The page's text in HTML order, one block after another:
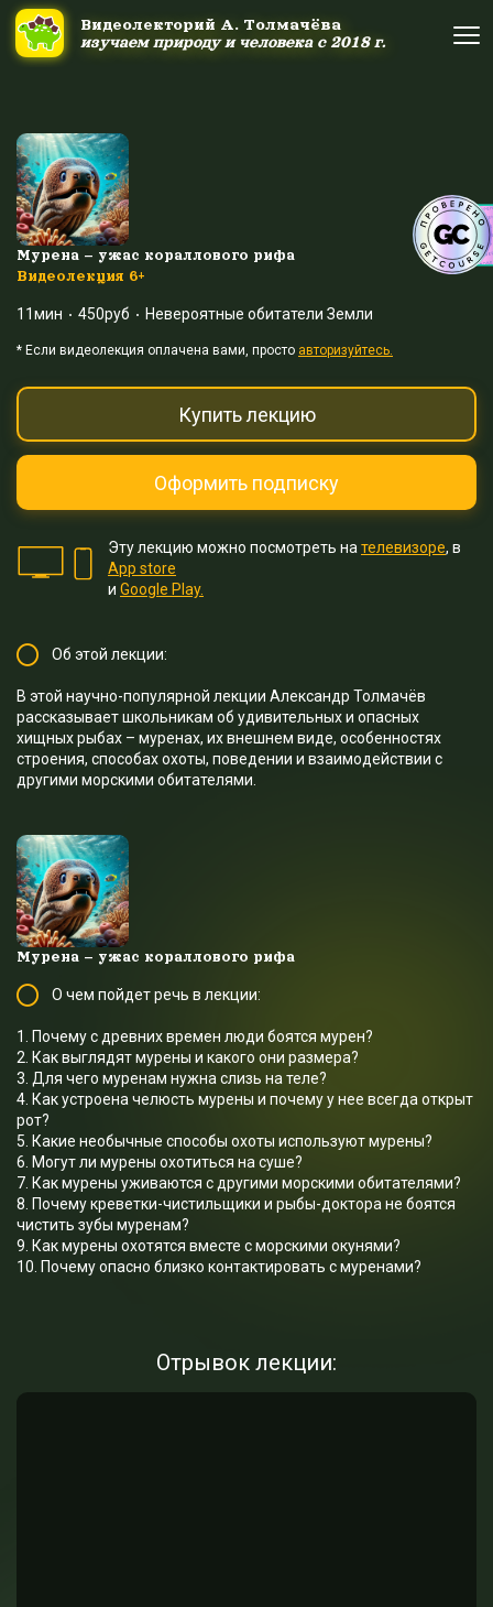
Ссылка на это место страницы: #uppage
Видеолекторий А. Толмачёва
изучаем природу и человека с 2018 г.
Научные шоу и путешествия
Акция дня
Выйти
Видеолекторий А. Толмачёва
изучаем природу и человека с 2018 г.
Научные шоу и путешествия
Акция дня
Войти
Мурена – ужас кораллового рифа
Видеолекция 6+
11мин 450руб Невероятные обитатели Земли
* Eсли видеолекция оплачена вами, просто авторизуйтесь.
Купить лекцию
Оформить подписку
Эту лекцию можно посмотреть на телевизоре, в
App store
и Google Play.
Об этой лекции:
В этой научно-популярной лекции Александр Толмачёв
рассказывает школьникам об удивительных и опасных
хищных рыбах – муренах, их внешнем виде, особенностях
строения, способах охоты, поведении и взаимодействии с
другими морскими обитателями.
Мурена – ужас кораллового рифа
О чем пойдет речь в лекции:
1. Почему с древних времен люди боятся мурен?
2. Как выглядят мурены и какого они размера?
3. Для чего муренам нужна слизь на теле?
4. Как устроена челюсть мурены и почему у нее всегда открыт
рот?
5. Какие необычные способы охоты используют мурены?
6. Могут ли мурены охотиться на суше?
7. Как мурены уживаются с другими морскими обитателями?
8. Почему креветки-чистильщики и рыбы-доктора не боятся
чистить зубы муренам?
9. Как мурены охотятся вместе с морскими окунями?
10. Почему опасно близко контактировать с муренами?
Отрывок лекции: